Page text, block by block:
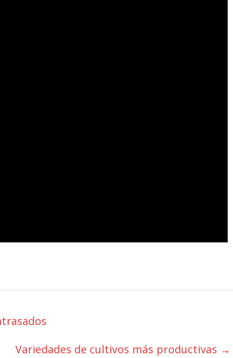
Variedades de cultivos más productivas →